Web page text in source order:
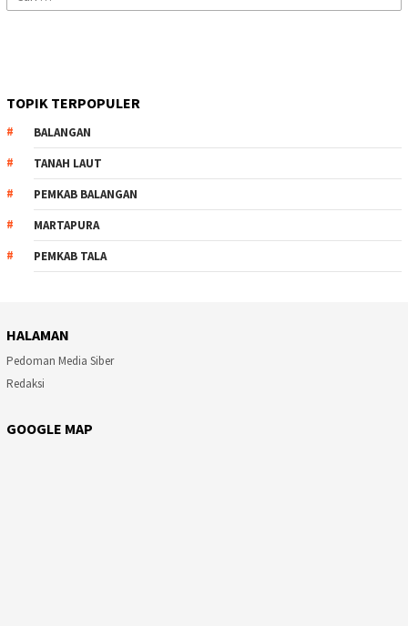
untuk:
TOPIK TERPOPULER
BALANGAN
TANAH LAUT
PEMKAB BALANGAN
MARTAPURA
PEMKAB TALA
HALAMAN
Pedoman Media Siber
Redaksi
GOOGLE MAP